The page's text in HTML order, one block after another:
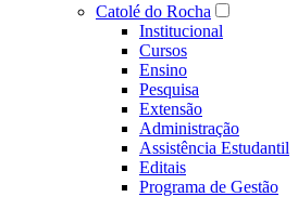
Catolé do Rocha
Institucional
Cursos
Ensino
Pesquisa
Extensão
Administração
Assistência Estudantil
Editais
Programa de Gestão